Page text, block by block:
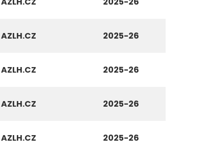
AZLH.CZ 2025-26
AZLH.CZ 2025-26
AZLH.CZ 2025-26
AZLH.CZ 2025-26